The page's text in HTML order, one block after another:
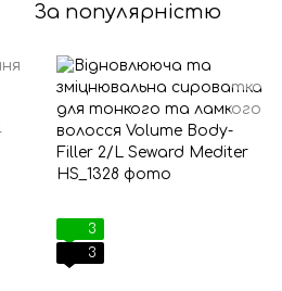
За популярністю
3
3